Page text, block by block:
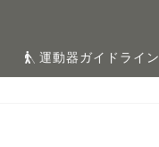
運動器ガイドライン